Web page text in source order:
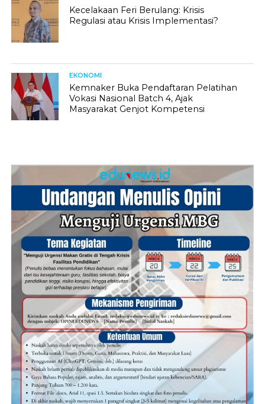
Kecelakaan Feri Berulang: Krisis
Regulasi atau Krisis Implementasi?
EKONOMI
Kemnaker Buka Pendaftaran Pelatihan
Vokasi Nasional Batch 4, Ajak
Masyarakat Genjot Kompetensi